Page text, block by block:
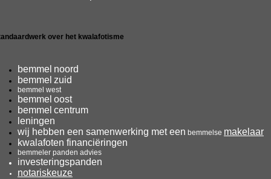
over het kwalafotisme
bemmel noord
bemmel zuid
bemmel west
bemmel oost
bemmel centrum
leningen
wij hebben een samenwerking met een bemmelse makelaar
kwalafoten financiëringen
bemmeler panden advies
investeringspanden
notariskeuze